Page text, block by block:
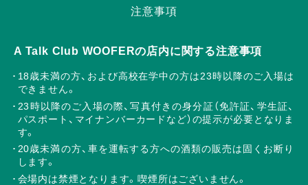
注意事項
A Talk Club WOOFERの店内に関する注意事項
18歳未満の方、および高校在学中の方は23時以降のご入場は
できません。
23時以降のご入場の際、写真付きの身分証（免許証、学生証、
パスポート、マイナンバーカードなど）の提示が必要となりま
す。
20歳未満の方、車を運転する方への酒類の販売は固くお断り
します。
会場内は禁煙となります。喫煙所はございません。